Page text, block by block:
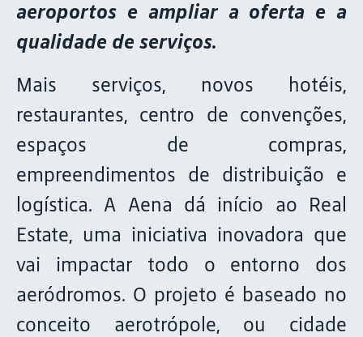
aeroportos e ampliar a oferta e a
qualidade de serviços.
Mais serviços, novos hotéis,
restaurantes, centro de convenções,
espaços de compras,
empreendimentos de distribuição e
logística. A Aena dá início ao Real
Estate, uma iniciativa inovadora que
vai impactar todo o entorno dos
aeródromos. O projeto é baseado no
conceito aerotrópole, ou cidade